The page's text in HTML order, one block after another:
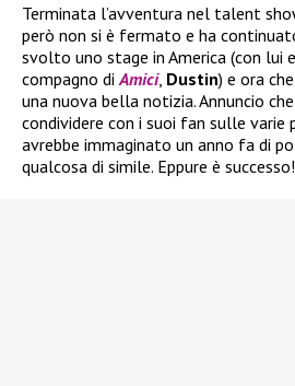
Terminata l’avventura nel talent
però non si è fermato e ha
svolto uno stage in America (con lui
compagno di Amici, Dustin) e ora
una nuova bella notizia. Annuncio che
condividere con i suoi fan sulle
avrebbe immaginato un anno fa di
qualcosa di simile. Eppure è successo!